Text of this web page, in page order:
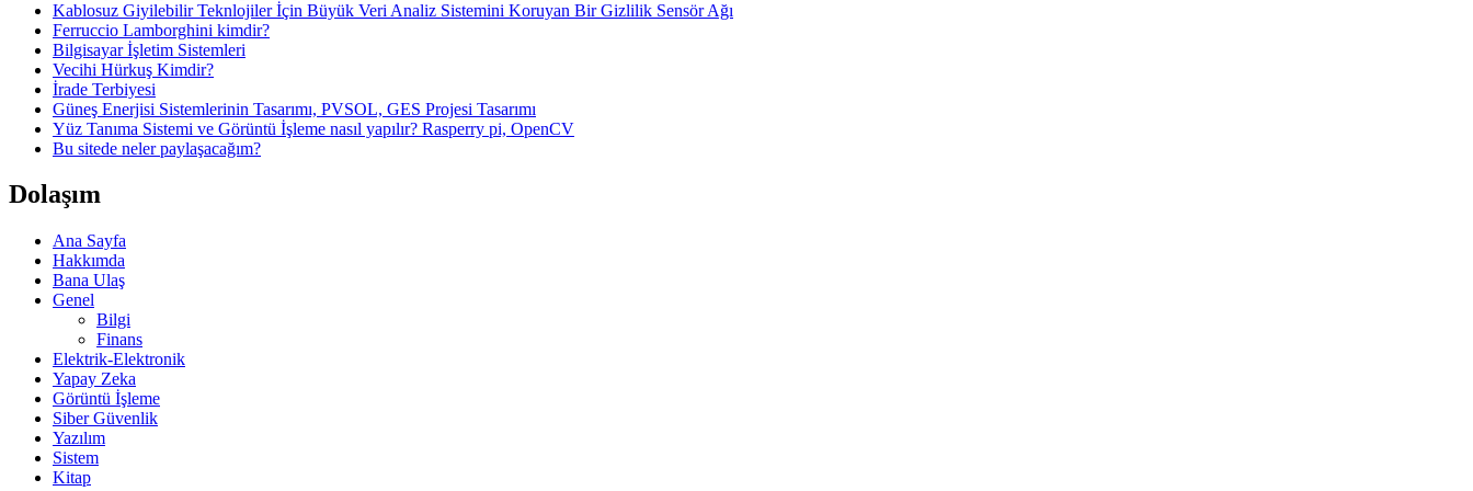
Kablosuz Giyilebilir Teknlojiler İçin Büyük Veri Analiz Sistemini Koruyan Bir Gizlilik Sensör Ağı
Ferruccio Lamborghini kimdir?
Bilgisayar İşletim Sistemleri
Vecihi Hürkuş Kimdir?
İrade Terbiyesi
Güneş Enerjisi Sistemlerinin Tasarımı, PVSOL, GES Projesi Tasarımı
Yüz Tanıma Sistemi ve Görüntü İşleme nasıl yapılır? Rasperry pi, OpenCV
Bu sitede neler paylaşacağım?
Dolaşım
Ana Sayfa
Hakkımda
Bana Ulaş
Genel
Bilgi
Finans
Elektrik-Elektronik
Yapay Zeka
Görüntü İşleme
Siber Güvenlik
Yazılım
Sistem
Kitap